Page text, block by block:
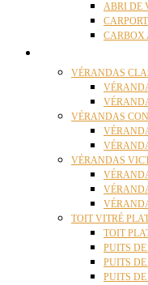
ABRI DE
CARBOX
VÉRANDAS
VÉRANDAS
VÉRANDAS
TOIT VITRÉ
TOIT
PUITS
PUITS
PUITS